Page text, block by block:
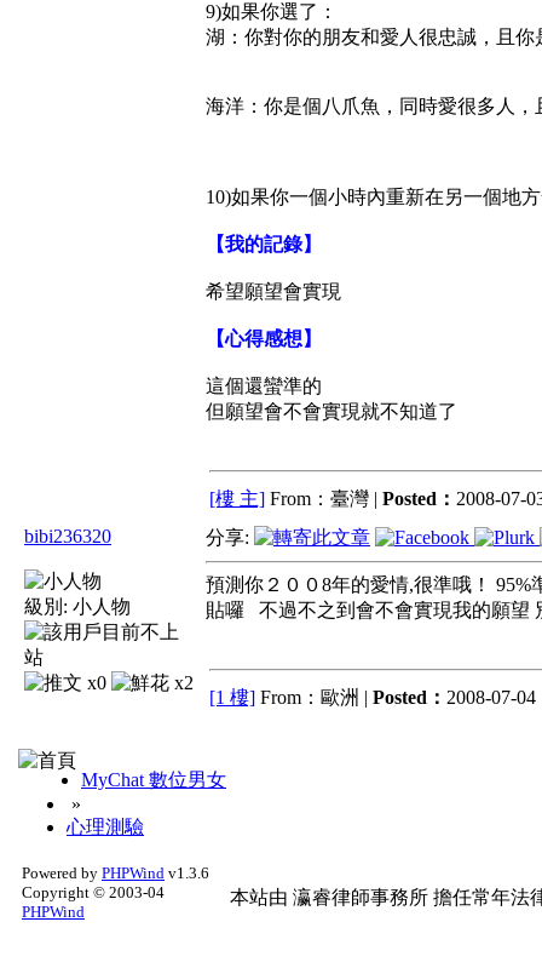
9)如果你選了：
湖：你對你的朋友和愛人很忠誠，且你
海洋：你是個八爪魚，同時愛很多人
10)如果你一個小時內重新在另一個地
【我的記錄】
希望願望會實現
【心得感想】
這個還蠻準的
但願望會不會實現就不知道了
[樓 主] From：臺灣 | Posted： 2008-07-
bibi236320
級別: 小人物
x0 x2
分享:
預測你２００8年的愛情,很準哦！ 95%
貼囉 不過不之到會不會實現我的願望
[1 樓] From：歐洲 | Posted： 2008-07-04
MyChat 數位男女
»
心理測驗
Powered by PHPWind v1.3.6
Copyright © 2003-04
PHPWind
本站由 瀛睿律師事務所 擔任常年法